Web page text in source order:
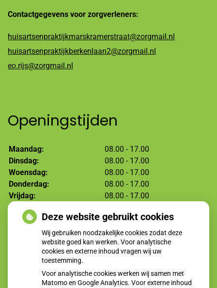
Contactgegevens voor zorgverleners:
huisartsenpraktijkmarskramerstraat@zorgmail.nl
huisartsenpraktijkberkenlaan2@zorgmail.nl
eo.rijs@zorgmail.nl
Openingstijden
Maandag:
08.00 - 17.00
Dinsdag:
08.00 - 17.00
Woensdag:
08.00 - 17.00
Donderdag:
08.00 - 17.00
Vrijdag:
08.00 - 17.00
Moet ik naar de dokter?
Deze website gebruikt cookies
Wij gebruiken noodzakelijke cookies zodat deze
website goed kan werken. Voor analytische
cookies en externe inhoud vragen wij uw
toestemming.
Voor analytische cookies werken wij samen met
Matomo en Google Analytics. Voor externe inhoud